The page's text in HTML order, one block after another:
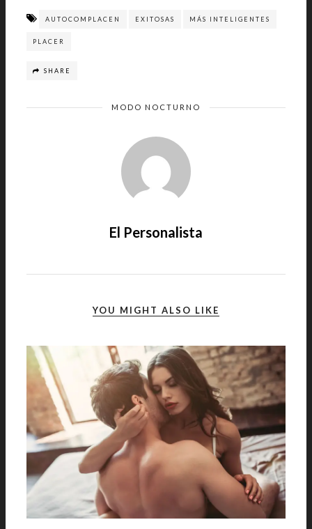
AUTOCOMPLACEN EXITOSAS MÁS INTELIGENTES
PLACER
SHARE
MODO NOCTURNO
El Personalista
YOU MIGHT ALSO LIKE